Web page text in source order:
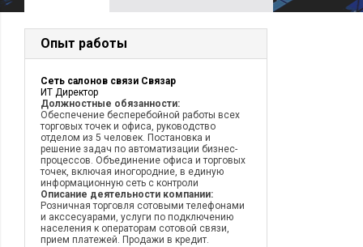
Опыт работы
Сеть салонов связи Связар
ИТ Директор
Должностные обязанности:
Обеспечение бесперебойной работы всех
торговых точек и офиса, руководство
отделом из 5 человек. Постановка и
решение задач по автоматизации бизнес-
процессов. Объединение офиса и торговых
точек, включая иногородние, в единую
информационную сеть с контроли
Описание деятельности компании:
Розничная торговля сотовыми телефонами
и акссесуарами, услуги по подключению
населения к операторам сотовой связи,
прием платежей. Продажи в кредит.